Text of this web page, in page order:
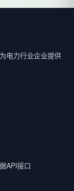
电力行业企业提供
API接口